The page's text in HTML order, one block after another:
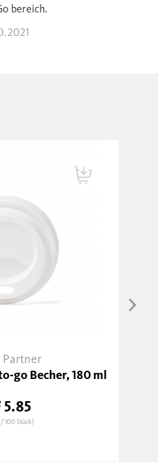
bereich.
Partner
go Becher, 180 ml
5.85
/ 100 Stück)